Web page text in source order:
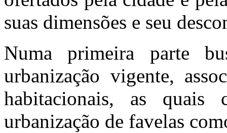
suas dimensões e seu
Numa primeira parte
urbanização vigente,
habitacionais, as quais
urbanização de favelas